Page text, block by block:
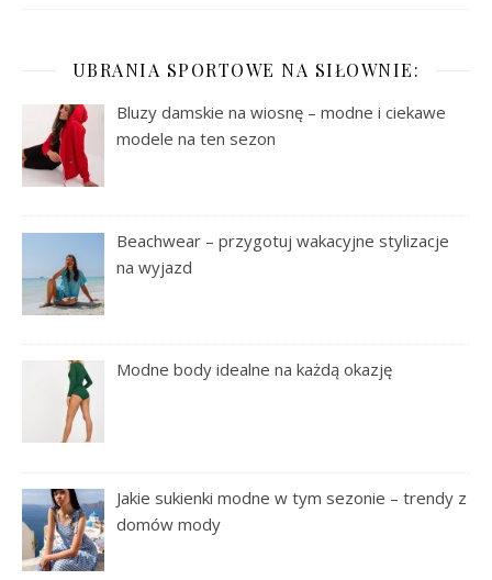
UBRANIA SPORTOWE NA SIŁOWNIE:
Bluzy damskie na wiosnę – modne i ciekawe
modele na ten sezon
Beachwear – przygotuj wakacyjne stylizacje
na wyjazd
Modne body idealne na każdą okazję
Jakie sukienki modne w tym sezonie – trendy z
domów mody